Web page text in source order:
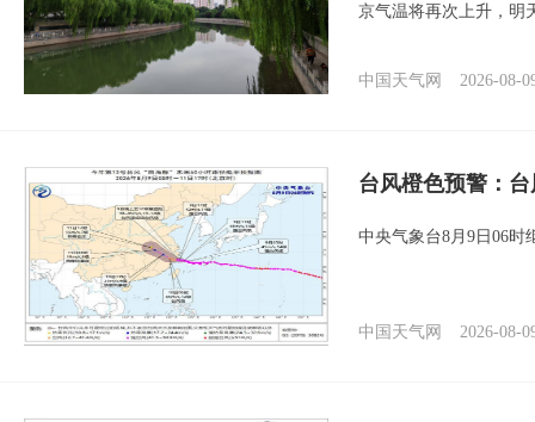
京气温将再次上升，明
中国天气网 2026-08-
台风橙色预警：
中央气象台8月9日06时
中国天气网 2026-08-